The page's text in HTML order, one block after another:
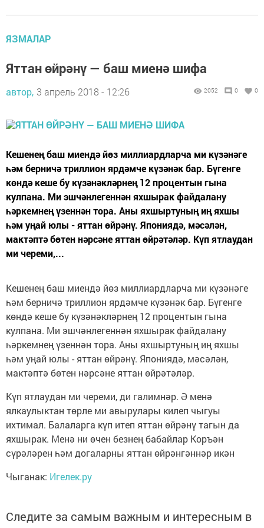
ЯЗМАЛАР
Яттан өйрәнү — баш миенә шифа
автор, 3 апрель 2018 - 12:26 2052 0 0
Кешенең баш миендә йөз миллиардларча ми күзәнәге
һәм берничә триллион ярдәмче күзәнәк бар. Бүгенге
көндә кеше бу күзәнәкләрнең 12 процентын гына
кулпана. Ми эшчәнлегеннән яхшырак файдалану
һәркемнең үзеннән тора. Аны яхшыртуның иң яхшы
һәм уңай юлы - яттан өйрәнү. Япониядә, мәсәлән,
мактәптә бөтен нәрсәне яттан өйрәтәләр. Күп ятлаудан
ми череми,...
Кешенең баш миендә йөз миллиардларча ми күзәнәге
һәм берничә триллион ярдәмче күзәнәк бар. Бүгенге
көндә кеше бу күзәнәкләрнең 12 процентын гына
кулпана. Ми эшчәнлегеннән яхшырак файдалану
һәркемнең үзеннән тора. Аны яхшыртуның иң яхшы
һәм уңай юлы - яттан өйрәнү. Япониядә, мәсәлән,
мактәптә бөтен нәрсәне яттан өйрәтәләр.
Күп ятлаудан ми череми, ди галимнәр. Ә менә
ялкаулыктан төрле ми авырулары килеп чыгуы
ихтимал. Балаларга күп итеп яттан өйрәнү тагын да
яхшырак. Менә ни өчен безнең бабайлар Коръән
сүрәләрен һәм догаларны яттан өйрәнгәннәр икән
Чыганак: Игелек.ру
Следите за самым важным и интересным в